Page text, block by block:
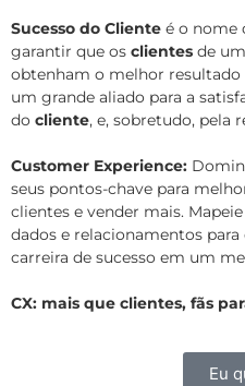
Sucesso do Cliente é o nome
garantir que os clientes de
obtenham o melhor resultado
um grande aliado para a
do cliente, e, sobretudo, pela
Customer Experience:
seus pontos-chave para
clientes e vender mais.
dados e relacionamentos
carreira de sucesso em um
CX: mais que clientes, fãs
Eu